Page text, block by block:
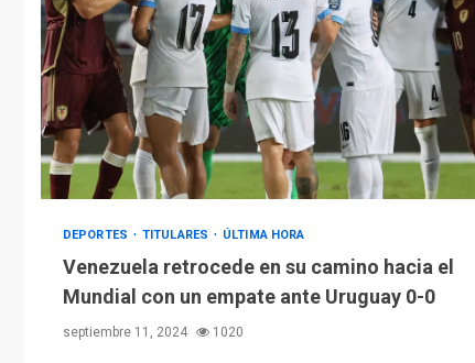
DEPORTES TITULARES ÚLTIMA HORA
Venezuela retrocede en su camino hacia el
Mundial con un empate ante Uruguay 0-0
septiembre 11, 2024 1020